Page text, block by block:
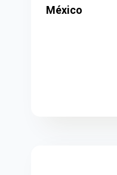
México